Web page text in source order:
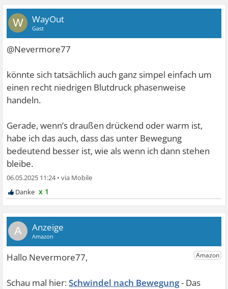
W WayOut
Gast
@Nevermore77
könnte sich tatsächlich auch ganz simpel einfach um
einen recht niedrigen Blutdruck phasenweise
handeln.
Gerade, wenn’s draußen drückend oder warm ist,
habe ich das auch, dass das unter Bewegung
bedeutend besser ist, wie als wenn ich dann stehen
bleibe.
06.05.2025 11:24•
x 1
A
Schwindel nach Bewegung